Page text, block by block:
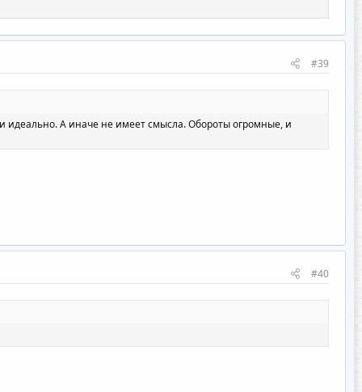
#39
идеально. А иначе не имеет смысла. Обороты огромные, и
#40